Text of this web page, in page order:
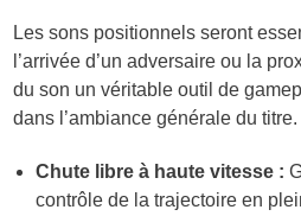
Les sons positionnels seront
l’arrivée d’un adversaire ou la
du son un véritable outil de
dans l’ambiance générale du titre.
Chute libre à haute vitesse :
contrôle de la trajectoire en